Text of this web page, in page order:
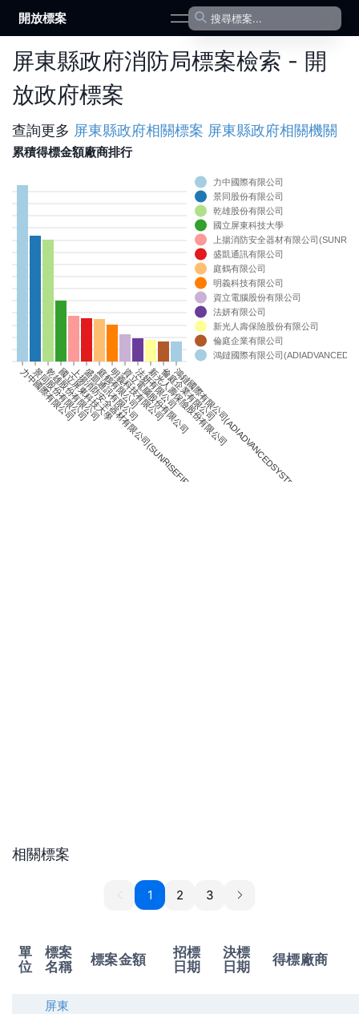
開放標案 open navigation menu
屏東縣政府消防局標案檢索 - 開
放政府標案
查詢更多 屏東縣政府相關標案 屏東縣政府相關機關
累積得標金額廠商排行
力中國際有限公司
景同股份有限公司
乾雄股份有限公司
國立屏東科技大學
上揚消防安全器材有限公司(SUNRISEFIRE&SAFETYCO.,LTD.)
盛凱通訊有限公司
庭鶴有限公司
明義科技有限公司
資立電腦股份有限公司
法妍有限公司
新光人壽保險股份有限公司
倫庭企業有限公司
鴻鐽國際有限公司(ADIADVANCEDSYSTEMSCO.,LTD.)
力中國際有限公司
景同股份有限公司
乾雄股份有限公司
國立屏東科技大學
上揚消防安全器材有限公司
盛凱通訊有限公司
庭鶴有限公司
明義科技有限公司
資立電腦股份有限公司
法妍有限公司
新光人壽保險股份有限公司
倫庭企業有限公司
鴻鐽國際有限公司
相關標案
11 2 3
單
位
標案
名稱
標案金額
招標
日期
決標
日期
得標廠商
屏東